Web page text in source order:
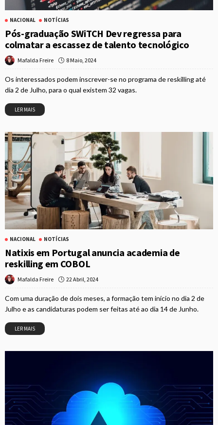
NACIONAL NOTÍCIAS
Pós-graduação SWiTCH Dev regressa para
colmatar a escassez de talento tecnológico
Mafalda Freire 8 Maio, 2024
Os interessados podem inscrever-se no programa de reskilling até
dia 2 de Julho, para o qual existem 32 vagas.
LER MAIS
NACIONAL NOTÍCIAS
Natixis em Portugal anuncia academia de
reskilling em COBOL
Mafalda Freire 22 Abril, 2024
Com uma duração de dois meses, a formação tem início no dia 2 de
Julho e as candidaturas podem ser feitas até ao dia 14 de Junho.
LER MAIS